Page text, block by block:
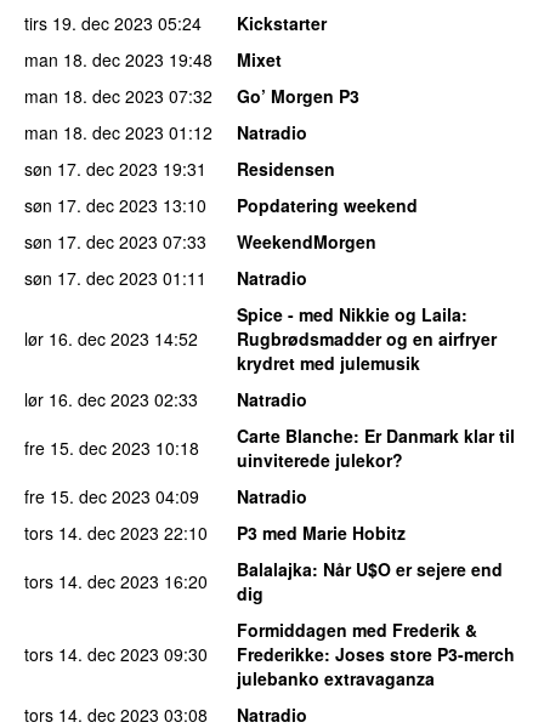
tirs 19. dec 2023 05:24
Kickstarter
man 18. dec 2023 19:48
Mixet
man 18. dec 2023 07:32
Go’ Morgen P3
man 18. dec 2023 01:12
Natradio
søn 17. dec 2023 19:31
Residensen
søn 17. dec 2023 13:10
Popdatering weekend
søn 17. dec 2023 07:33
WeekendMorgen
søn 17. dec 2023 01:11 Natradio
lør 16. dec 2023 14:52
Spice - med Nikkie og Laila:
Rugbrødsmadder og en airfryer
krydret med julemusik
lør 16. dec 2023 02:33
Natradio
fre 15. dec 2023 10:18 Carte Blanche: Er Danmark klar til
uinviterede julekor?
fre 15. dec 2023 04:09
Natradio
tors 14. dec 2023 22:10
P3 med Marie Hobitz
tors 14. dec 2023 16:20 Balalajka: Når U$O er sejere end
dig
tors 14. dec 2023 09:30
Formiddagen med Frederik &
Frederikke: Joses store P3-merch
julebanko extravaganza
tors 14. dec 2023 03:08
Natradio